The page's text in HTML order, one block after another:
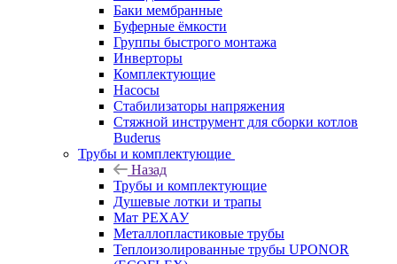
Баки мембранные
Буферные ёмкости
Группы быстрого монтажа
Инверторы
Комплектующие
Насосы
Стабилизаторы напряжения
Стяжной инструмент для сборки котлов
Buderus
Трубы и комплектующие
Назад
Трубы и комплектующие
Душевые лотки и трапы
Мат РЕХАУ
Металлопластиковые трубы
Теплоизолированные трубы UPONOR